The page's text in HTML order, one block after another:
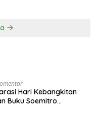
Hari Kebangkitan
Buku Soemitro